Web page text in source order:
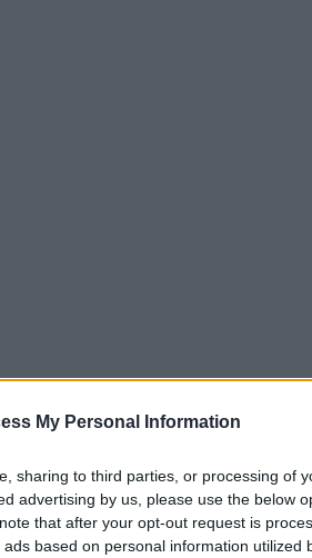
My Personal Information
sharing to third parties, or processing of
advertising by us, please use the below
that after your opt-out request is
based on personal information utilized